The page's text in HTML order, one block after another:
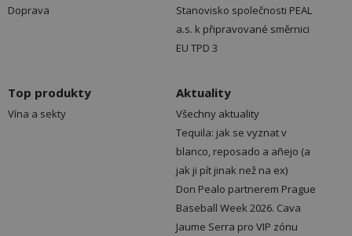
Doprava
Stanovisko společnosti PEAL
a.s. k připravované směrnici
EU TPD 3
Top produkty
Vína a sekty
Aktuality
Všechny aktuality
Tequila: jak se vyznat v
blanco, reposado a añejo (a
jak ji pít jinak než na ex)
Don Pealo partnerem Prague
Baseball Week 2026. Cava
Jaume Serra pro VIP zónu